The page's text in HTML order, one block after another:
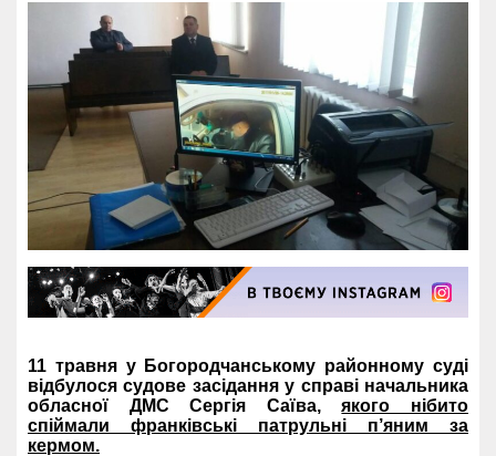
11 травня у Богородчанському районному суді
відбулося судове засідання у справі начальника
обласної ДМС Сергія Саїва,якого нібито
спіймали франківські патрульні п’яним за
кермом.